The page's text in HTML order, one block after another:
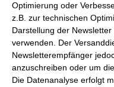
Optimierung oder
z.B. zur technischen
Darstellung der
verwenden. Der
Newsletterempfänger
anzuschreiben oder um
Die Datenanalyse erfolgt